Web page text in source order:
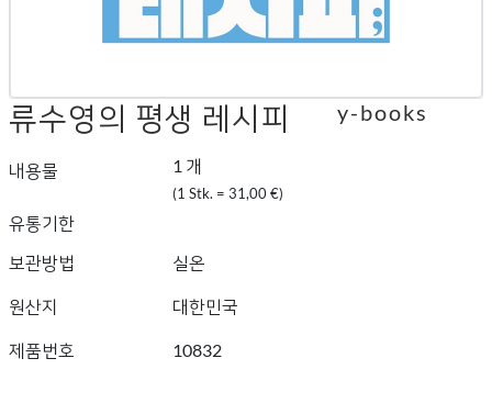
류수영의 평생 레시피
내용물 1 개
(1 Stk. = 31,00 €)
유통기한
보관방법
실온
원산지 대한민국
제품번호 10832
y-books